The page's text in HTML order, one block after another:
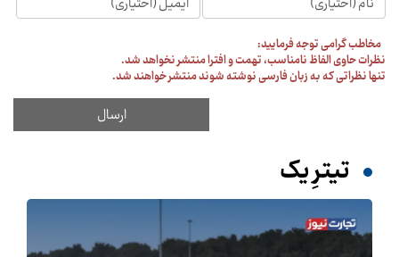
مخاطب گرامی توجه فرمایید:
نظرات حاوی الفاظ نامناسب، تهمت و افترا منتشر نخواهد شد.
تنها نظراتی که به زبان فارسی نوشته شوند منتشر خواهند شد.
تیترِ یک